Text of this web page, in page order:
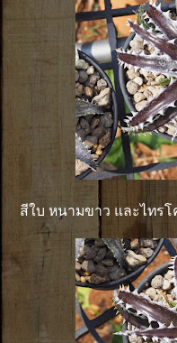
สีใบ หนามขาว และไทรโ